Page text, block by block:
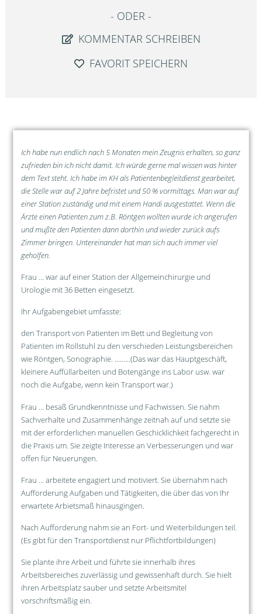
ODER
KOMMENTAR SCHREIBEN
FAVORIT SPEICHERN
Ich habe nun endlich nach 5 Monaten mein Zeugnis erhalten, so ganz
zufrieden bin ich nicht damit. Ich würde gerne mal wissen was hinter
dem Text steht. Ich habe im KH als Patientenbegleitdienst gearbeitet,
die Stelle war auf 2 Jahre befristet und 50 % vormittags. Man war auf
einer Station zuständig und mit einem Handi ausgestattet. Wenn die
Ärzte einen Patienten zum z.B. Röntgen wollten wurde ich angerufen
und mußte den Patienten dann dorthin und wieder zurück aufs
Zimmer bringen. Untereinander hat man sich auch immer viel
geholfen.
Frau ... war auf einer Station der Allgemeinchirurgie und
Urologie mit 36 Betten eingesetzt.
Ihr Aufgabengebiet umfasste:
den Transport von Patienten im Bett und Begleitung von
Patienten im Rollstuhl zu den verschieden Leistungsbereichen
wie Röntgen, Sonographie. .........(Das war das Hauptgeschäft,
kleinere Auffüllarbeiten und Botengänge ins Labor usw. war
noch die Aufgabe, wenn kein Transport war.)
Frau ... besaß Grundkenntnisse und Fachwissen. Sie nahm
Sachverhalte und Zusammenhänge zeitnah auf und setzte sie
mit der erforderlichen manuellen Geschicklichkeit fachgerecht in
die Praxis um. Sie zeigte Interesse an Verbesserungen und war
offen für Neuerungen.
Frau ... arbeitete engagiert und motiviert. Sie übernahm nach
Aufforderung Aufgaben und Tätigkeiten, die über das von Ihr
erwartete Arbietsmaß hinausgingen.
Nach Aufforderung nahm sie an Fort- und Weiterbildungen teil.
(Es gibt für den Transportdienst nur Pflichtfortbildungen)
Sie plante ihre Arbeit und führte sie innerhalb ihres
Arbeitsbereiches zuverlässig und gewissenhaft durch. Sie hielt
ihren Arbeitsplatz sauber und setzte Arbeitsmitel
vorschriftsmäßig ein.